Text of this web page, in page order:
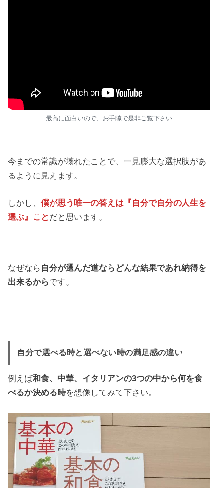
最高に面白いので、お手隙で是非ご覧下さい
今までの常識が壊れたことで、一見膨大な選択肢があ
るように見えます。
しかし、僕が思う唯一の答えは『自分で自分の人生を
選ぶ』こと だと思います。
なぜなら 自分が選んだ道ならどんな結果であれ納得を
出来るからです。
自分で選べる時と選べない時の満足感の違い
例えば和食、中華、イタリアンの3つの中から何を食
べるか決める時を想像してみて下さい。